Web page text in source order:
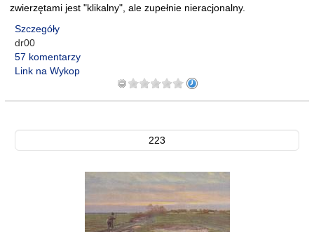
zwierzętami jest "klikalny", ale zupełnie nieracjonalny.
Szczegóły
dr00
57 komentarzy
Link na Wykop
223